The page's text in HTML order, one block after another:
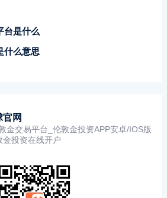
台是什么
什么意思
官网
金交易平台_伦敦金投资APP安卓/IOS版
金投资在线开户